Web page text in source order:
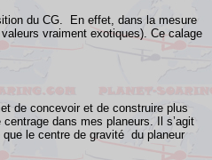
du CG. En effet, dans la mesure
vraiment exotiques). Ce calage
de concevoir et de construire plus
dans mes planeurs.
Il s’agit
le centre de gravité du planeur